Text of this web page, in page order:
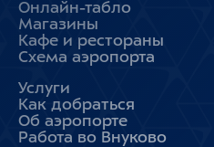
Онлайн-табло
Магазины
Кафе и рестораны
Схема аэропорта
Услуги
Как добраться
Об аэропорте
Работа во Внуково